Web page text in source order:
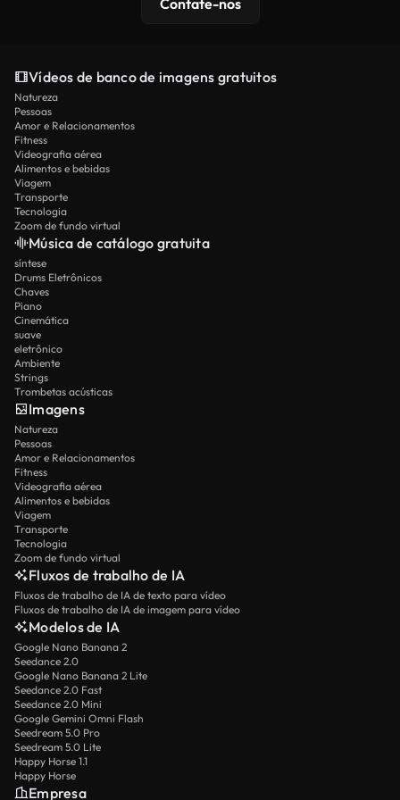
Contate-nos
Vídeos de banco de imagens gratuitos
Natureza
Pessoas
Amor e Relacionamentos
Fitness
Videografia aérea
Alimentos e bebidas
Viagem
Transporte
Tecnologia
Zoom de fundo virtual
Música de catálogo gratuita
síntese
Drums Eletrônicos
Chaves
Piano
Cinemática
suave
eletrônico
Ambiente
Strings
Trombetas acústicas
Imagens
Natureza
Pessoas
Amor e Relacionamentos
Fitness
Videografia aérea
Alimentos e bebidas
Viagem
Transporte
Tecnologia
Zoom de fundo virtual
Fluxos de trabalho de IA
Fluxos de trabalho de IA de texto para vídeo
Fluxos de trabalho de IA de imagem para vídeo
Modelos de IA
Google Nano Banana 2
Seedance 2.0
Google Nano Banana 2 Lite
Seedance 2.0 Fast
Seedance 2.0 Mini
Google Gemini Omni Flash
Seedream 5.0 Pro
Seedream 5.0 Lite
Happy Horse 1.1
Happy Horse
Empresa